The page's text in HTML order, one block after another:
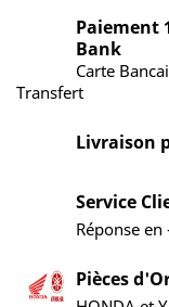
Paiement
Bank
Carte
Transfert
Livraison
Service
Réponse en
Pièces